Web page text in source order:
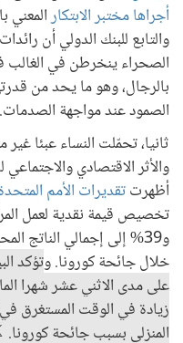
أجراها مختبر الابتكارالمعني
والتابع للبنك الدولي أن
الصحراء ينخرطن في الغالب
بالرجال، وهو ما يحد من
الصمود عند مواجهة الصدمات.
ثانيا، تحمّلت النساء عبئا
والأثر الاقتصادي
أظهرتتقديرات الأمم
و39% إلى إجمالي الناتج
خلال جائحة كورونا. وتؤكد
على مدى الاثني عشر شهرا
زيادة في الوقت المستغرق في
المنزلي بسبب جائحة كورونا.